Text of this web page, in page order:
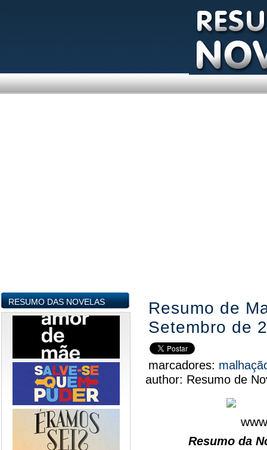
RESUMO DAS NOVELAS
Resumo de
Setembro de
marcadores:
author: Resumo de
Resumo da